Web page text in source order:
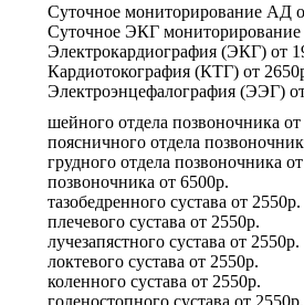
Суточное мониторирование АД
Суточное ЭКГ мониторирование
Электрокардиография (ЭКГ) от
Кардиотокография (КТГ) от
Электроэнцефалография (ЭЭГ)
шейного отдела позвоночника от
поясничного отдела
грудного отдела позвоночника от
позвоночника от 6500р.
тазобедренного сустава от 2550р.
плечевого сустава от 2550р.
лучезапястного сустава от 2550р.
локтевого сустава от 2550р.
коленного сустава от 2550р.
голеностопного сустава от 2550р.